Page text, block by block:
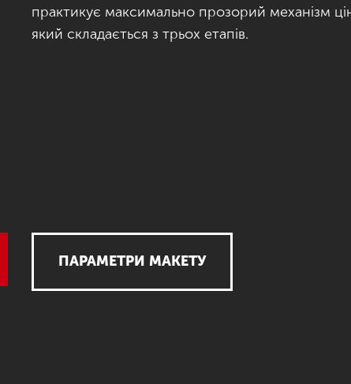
практикує максимально прозорий механізм
який складається з трьох етапів.
ПАРАМЕТРИ МАКЕТУ